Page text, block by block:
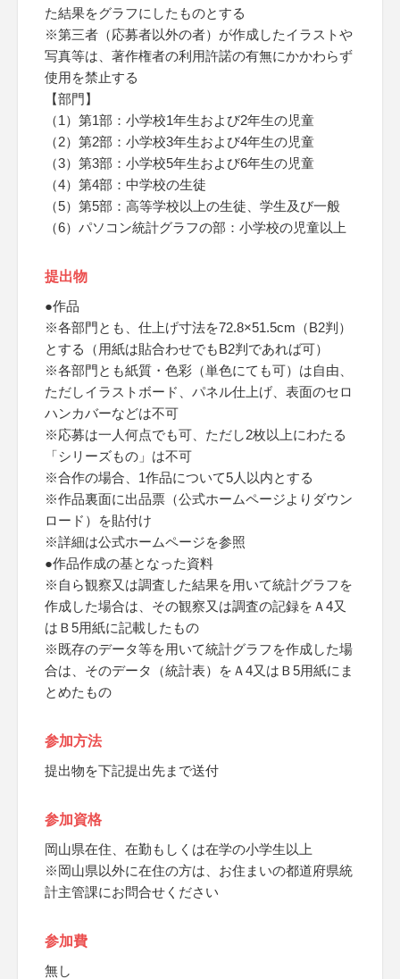
た結果をグラフにしたものとする
※第三者（応募者以外の者）が作成したイラストや
写真等は、著作権者の利用許諾の有無にかかわらず
使用を禁止する
【部門】
（1）第1部：小学校1年生および2年生の児童
（2）第2部：小学校3年生および4年生の児童
（3）第3部：小学校5年生および6年生の児童
（4）第4部：中学校の生徒
（5）第5部：高等学校以上の生徒、学生及び一般
（6）パソコン統計グラフの部：小学校の児童以上
提出物
●作品
※各部門とも、仕上げ寸法を72.8×51.5cm（B2判）
とする（用紙は貼合わせでもB2判であれば可）
※各部門とも紙質・色彩（単色にても可）は自由、
ただしイラストボード、パネル仕上げ、表面のセロ
ハンカバーなどは不可
※応募は一人何点でも可、ただし2枚以上にわたる
「シリーズもの」は不可
※合作の場合、1作品について5人以内とする
※作品裏面に出品票（公式ホームページよりダウン
ロード）を貼付け
※詳細は公式ホームページを参照
●作品作成の基となった資料
※自ら観察又は調査した結果を用いて統計グラフを
作成した場合は、その観察又は調査の記録をＡ4又
はＢ5用紙に記載したもの
※既存のデータ等を用いて統計グラフを作成した場
合は、そのデータ（統計表）をＡ4又はＢ5用紙にま
とめたもの
参加方法
提出物を下記提出先まで送付
参加資格
岡山県在住、在勤もしくは在学の小学生以上
※岡山県以外に在住の方は、お住まいの都道府県統
計主管課にお問合せください
参加費
無し